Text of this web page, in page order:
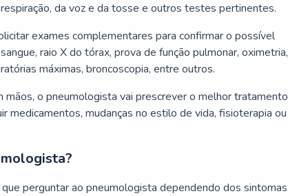
da voz e da tosse e outros testes pertinentes.
exames complementares para confirmar o possível
raio X do tórax, prova de função pulmonar, oximetria,
máximas, broncoscopia, entre outros.
mãos, o pneumologista vai prescrever o melhor tratamento
medicamentos, mudanças no estilo de vida, fisioterapia ou
perguntar ao pneumologista dependendo dos sintomas